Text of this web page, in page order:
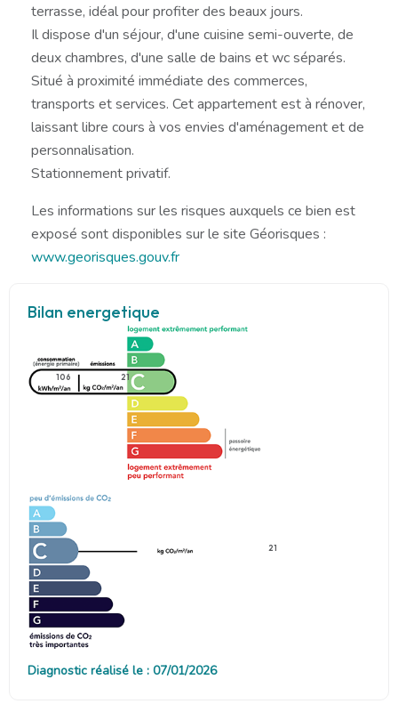
terrasse, idéal pour profiter des beaux jours.
Il dispose d'un séjour, d'une cuisine semi-ouverte, de
deux chambres, d'une salle de bains et wc séparés.
Situé à proximité immédiate des commerces,
transports et services. Cet appartement est à rénover,
laissant libre cours à vos envies d'aménagement et de
personnalisation.
Stationnement privatif.
Les informations sur les risques auxquels ce bien est
exposé sont disponibles sur le site Géorisques :
www.georisques.gouv.fr
Bilan energetique
106 21
21
Diagnostic réalisé le : 07/01/2026